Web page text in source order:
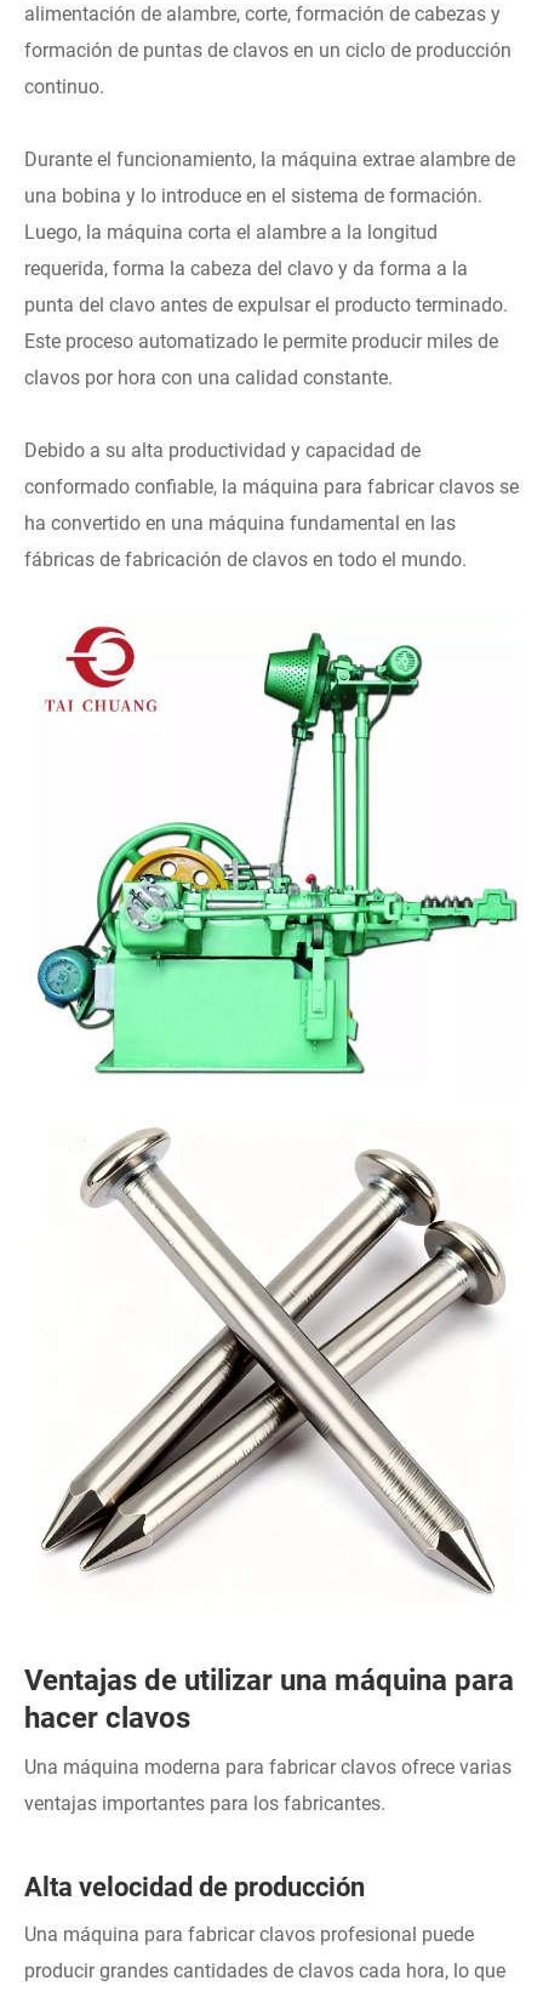
alimentación de alambre, corte, formación de cabezas y
formación de puntas de clavos en un ciclo de producción
continuo.
Durante el funcionamiento, la máquina extrae alambre de
una bobina y lo introduce en el sistema de formación.
Luego, la máquina corta el alambre a la longitud
requerida, forma la cabeza del clavo y da forma a la
punta del clavo antes de expulsar el producto terminado.
Este proceso automatizado le permite producir miles de
clavos por hora con una calidad constante.
Debido a su alta productividad y capacidad de
conformado confiable, la máquina para fabricar clavos se
ha convertido en una máquina fundamental en las
fábricas de fabricación de clavos en todo el mundo.
Ventajas de utilizar una máquina para
hacer clavos
Una máquina moderna para fabricar clavos ofrece varias
ventajas importantes para los fabricantes.
Alta velocidad de producción
Una máquina para fabricar clavos profesional puede
producir grandes cantidades de clavos cada hora, lo que